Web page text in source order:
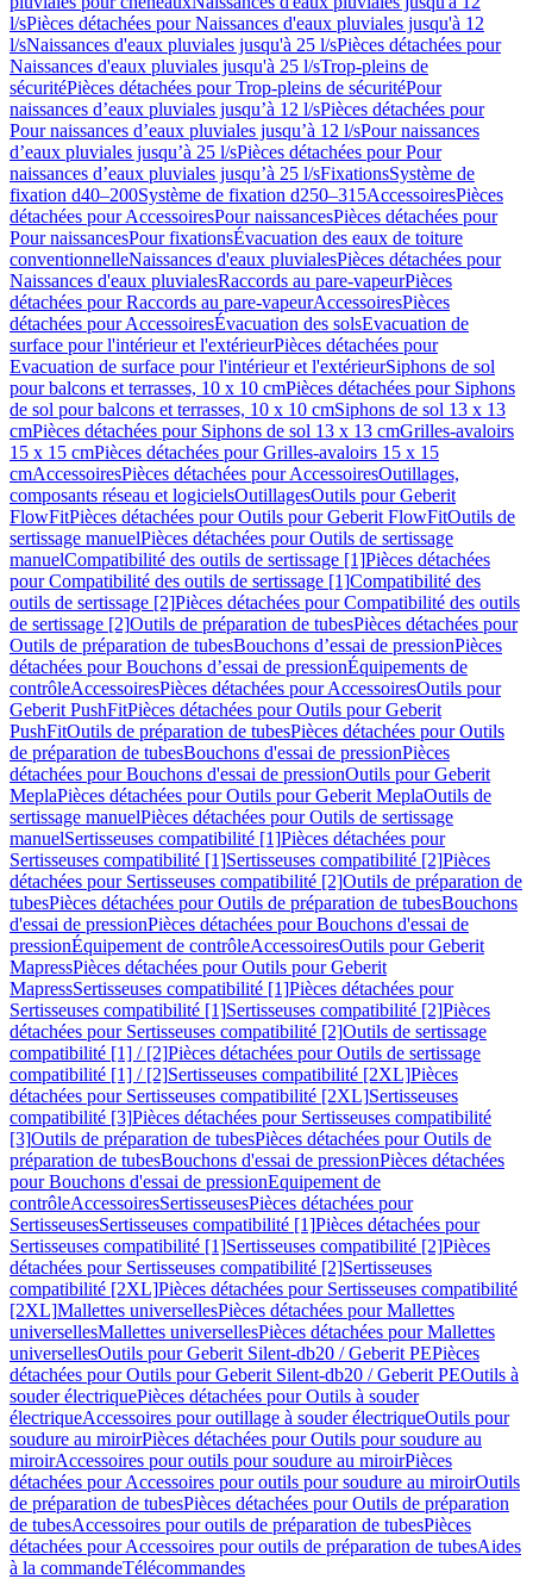
l/sPièces détachées pour Naissances d'eaux pluviales jusqu'à 12
l/sNaissances d'eaux pluviales jusqu'à 25 l/sPièces détachées pour
Naissances d'eaux pluviales jusqu'à 25 l/sTrop-pleins de
sécuritéPièces détachées pour Trop-pleins de sécuritéPour
naissances d’eaux pluviales jusqu’à 12 l/sPièces détachées pour
Pour naissances d’eaux pluviales jusqu’à 12 l/sPour naissances
d’eaux pluviales jusqu’à 25 l/sPièces détachées pour Pour
naissances d’eaux pluviales jusqu’à 25 l/sFixationsSystème de
fixation d40–200Système de fixation d250–315AccessoiresPièces
détachées pour AccessoiresPour naissancesPièces détachées pour
Pour naissancesPour fixationsÉvacuation des eaux de toiture
conventionnelleNaissances d'eaux pluvialesPièces détachées pour
Naissances d'eaux pluvialesRaccords au pare-vapeurPièces
détachées pour Raccords au pare-vapeurAccessoiresPièces
détachées pour AccessoiresÉvacuation des solsEvacuation de
surface pour l'intérieur et l'extérieurPièces détachées pour
Evacuation de surface pour l'intérieur et l'extérieurSiphons de sol
pour balcons et terrasses, 10 x 10 cmPièces détachées pour Siphons
de sol pour balcons et terrasses, 10 x 10 cmSiphons de sol 13 x 13
cmPièces détachées pour Siphons de sol 13 x 13 cmGrilles-avaloirs
15 x 15 cmPièces détachées pour Grilles-avaloirs 15 x 15
cmAccessoiresPièces détachées pour AccessoiresOutillages,
composants réseau et logicielsOutillagesOutils pour Geberit
FlowFitPièces détachées pour Outils pour Geberit FlowFitOutils de
sertissage manuelPièces détachées pour Outils de sertissage
manuelCompatibilité des outils de sertissage [1]Pièces détachées
pour Compatibilité des outils de sertissage [1]Compatibilité des
outils de sertissage [2]Pièces détachées pour Compatibilité des outils
de sertissage [2]Outils de préparation de tubesPièces détachées pour
Outils de préparation de tubesBouchons d’essai de pressionPièces
détachées pour Bouchons d’essai de pressionÉquipements de
contrôleAccessoiresPièces détachées pour AccessoiresOutils pour
Geberit PushFitPièces détachées pour Outils pour Geberit
PushFitOutils de préparation de tubesPièces détachées pour Outils
de préparation de tubesBouchons d'essai de pressionPièces
détachées pour Bouchons d'essai de pressionOutils pour Geberit
MeplaPièces détachées pour Outils pour Geberit MeplaOutils de
sertissage manuelPièces détachées pour Outils de sertissage
manuelSertisseuses compatibilité [1]Pièces détachées pour
Sertisseuses compatibilité [1]Sertisseuses compatibilité [2]Pièces
détachées pour Sertisseuses compatibilité [2]Outils de préparation de
tubesPièces détachées pour Outils de préparation de tubesBouchons
d'essai de pressionPièces détachées pour Bouchons d'essai de
pressionÉquipement de contrôleAccessoiresOutils pour Geberit
MapressPièces détachées pour Outils pour Geberit
MapressSertisseuses compatibilité [1]Pièces détachées pour
Sertisseuses compatibilité [1]Sertisseuses compatibilité [2]Pièces
détachées pour Sertisseuses compatibilité [2]Outils de sertissage
compatibilité [1] / [2]Pièces détachées pour Outils de sertissage
compatibilité [1] / [2]Sertisseuses compatibilité [2XL]Pièces
détachées pour Sertisseuses compatibilité [2XL]Sertisseuses
compatibilité [3]Pièces détachées pour Sertisseuses compatibilité
[3]Outils de préparation de tubesPièces détachées pour Outils de
préparation de tubesBouchons d'essai de pressionPièces détachées
pour Bouchons d'essai de pressionEquipement de
contrôleAccessoiresSertisseusesPièces détachées pour
SertisseusesSertisseuses compatibilité [1]Pièces détachées pour
Sertisseuses compatibilité [1]Sertisseuses compatibilité [2]Pièces
détachées pour Sertisseuses compatibilité [2]Sertisseuses
compatibilité [2XL]Pièces détachées pour Sertisseuses compatibilité
[2XL]Mallettes universellesPièces détachées pour Mallettes
universellesMallettes universellesPièces détachées pour Mallettes
universellesOutils pour Geberit Silent-db20 / Geberit PEPièces
détachées pour Outils pour Geberit Silent-db20 / Geberit PEOutils à
souder électriquePièces détachées pour Outils à souder
électriqueAccessoires pour outillage à souder électriqueOutils pour
soudure au miroirPièces détachées pour Outils pour soudure au
miroirAccessoires pour outils pour soudure au miroirPièces
détachées pour Accessoires pour outils pour soudure au miroirOutils
de préparation de tubesPièces détachées pour Outils de préparation
de tubesAccessoires pour outils de préparation de tubesPièces
détachées pour Accessoires pour outils de préparation de tubesAides
à la commandeTélécommandes